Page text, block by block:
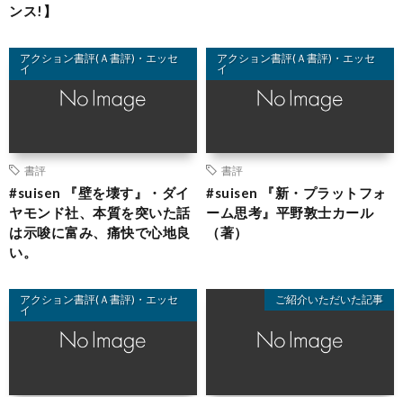
ンス!】
アクション書評(Ａ書評)・エッセ
イ
書評
#suisen 『壁を壊す』・ダイ
ヤモンド社、本質を突いた話
は示唆に富み、痛快で心地良
い。
アクション書評(Ａ書評)・エッセ
イ
書評
#suisen 『新・プラットフォ
ーム思考』平野敦士カール
（著）
アクション書評(Ａ書評)・エッセ
イ
ご紹介いただいた記事